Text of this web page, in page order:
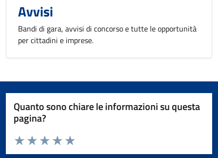
Avvisi
Bandi di gara, avvisi di concorso e tutte le opportunità
per cittadini e imprese.
Quanto sono chiare le informazioni su questa
pagina?
Valuta da 1 a 5 stelle la pagina
Valuta 5 stelle su 5
Valuta 4 stelle su 5
Valuta 3 stelle su 5
Valuta 2 stelle su 5
Valuta 1 stelle su 5